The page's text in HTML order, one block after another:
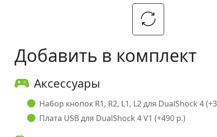
Добавить в комплект
Аксессуары
Набор кнопок R1, R2, L1, L2 для DualShock 4
Плата USB для DualShock 4 V1 (+490 р.)